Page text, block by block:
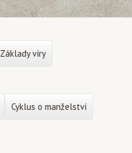
Základy víry
Cyklus o manželství